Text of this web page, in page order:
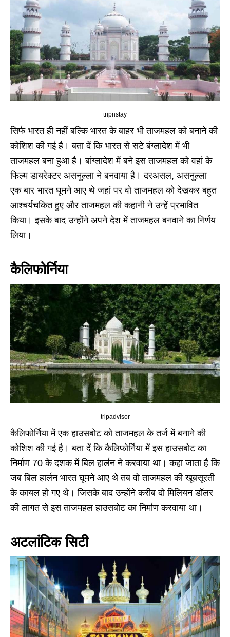
tripnstay
सिर्फ भारत ही नहीं बल्कि भारत के बाहर भी ताजमहल को बनाने की
कोशिश की गई है। बता दें कि भारत से सटे बंग्लादेश में भी
ताजमहल बना हुआ है। बांग्लादेश में बने इस ताजमहल को वहां के
फिल्म डायरेक्टर असनुल्ला ने बनवाया है। दरअसल, असनुल्ला
एक बार भारत घूमने आए थे जहां पर वो ताजमहल को देखकर बहुत
आश्चर्यचकित हुए और ताजमहल की कहानी ने उन्हें प्रभावित
किया। इसके बाद उन्होंने अपने देश में ताजमहल बनवाने का निर्णय
लिया।
कैलिफोर्निया
tripadvisor
कैलिफोर्निया में एक हाउसबोट को ताजमहल के तर्ज में बनाने की
कोशिश की गई है। बता दें कि कैलिफोर्निया में इस हाउसबोट का
निर्माण 70 के दशक में बिल हार्लन ने करवाया था। कहा जाता है कि
जब बिल हार्लन भारत घूमने आए थे तब वो ताजमहल की खूबसूरती
के कायल हो गए थे। जिसके बाद उन्होंने करीब दो मिलियन डॉलर
की लागत से इस ताजमहल हाउसबोट का निर्माण करवाया था।
अटलांटिक सिटी